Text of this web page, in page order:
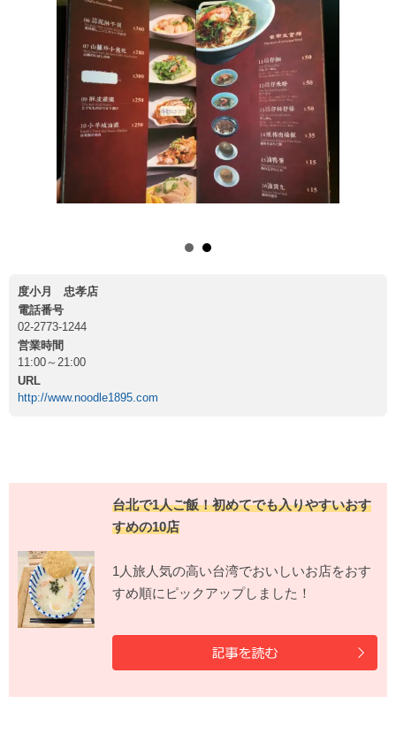
度小月 忠孝店
電話番号
02-2773-1244
営業時間
11:00～21:00
URL
http://www.noodle1895.com
台北で1人ご飯！初めてでも入りやすいおす
すめの10店
1人旅人気の高い台湾でおいしいお店をおす
すめ順にピックアップしました！